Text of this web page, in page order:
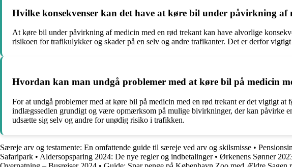
Hvilke konsekvenser kan det have at køre bil under påvirkning af
At køre bil under påvirkning af medicin med en rød trekant kan have alvorlige
risikoen for trafikulykker og skader på en selv og andre trafikanter. Det er derfor
Hvordan kan man undgå problemer med at køre bil på medicin
For at undgå problemer med at køre bil på medicin med en rød trekant er det vigtigt
indlægssedlen grundigt og være opmærksom på mulige bivirkninger, der kan påvirke
udsætte sig selv og andre for unødig risiko i trafikken.
Særeje arv og testamente: En omfattende guide til særeje ved arv og skilsmisse •
Safaripark • Aldersopsparing 2024: De nye regler og indbetalinger• Ørkenens Sønner